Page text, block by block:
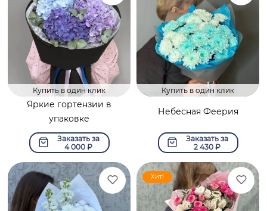
Купить в один клик
Яркие гортензии в
упаковке
Заказать за
4 000₽
Купить в один клик
Небесная Феерия
Заказать за
2 430₽
Хит!